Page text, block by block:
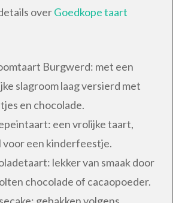
overGoedkope taart
Burgwerd: met een
slagroom laag versierd met
en chocolade.
een vrolijke taart,
voor een kinderfeestje.
lekker van smaak door
chocolade of cacaopoeder.